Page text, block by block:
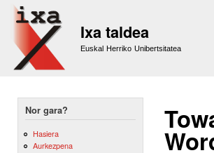
Ixa taldea
Euskal Herriko Unibertsitatea
Nor gara?
Hasiera
Aurkezpena